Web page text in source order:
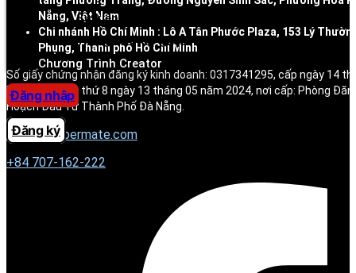
Sự kiện
Trung tâm trợ giúp
Chương Trình Creator
Đăng nhập
Đăng ký
Nẵng, Việt Nam
Chi nhánh Hồ Chí Minh : Lô A Tân Phước Plaza, 153 Lý
Phụng, Thành phố Hồ Chí Minh
Số giấy chứng nhận đăng ký kinh doanh: 0317341295, cấp ngày 14
ký thay đổi lần thứ 8 ngày 13 tháng 05 năm 2024, nơi cấp: Phòng
Hoạch Đầu Tư Thành Phố Đà Nẵng.
contact@permate.com
+84 707-162-222